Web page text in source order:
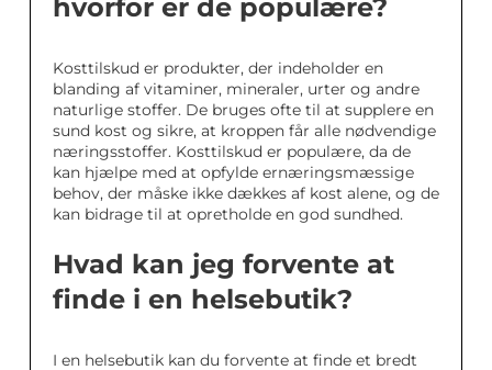
hvorfor er de populære?
Kosttilskud er produkter, der indeholder en
blanding af vitaminer, mineraler, urter og andre
naturlige stoffer. De bruges ofte til at supplere en
sund kost og sikre, at kroppen får alle nødvendige
næringsstoffer. Kosttilskud er populære, da de
kan hjælpe med at opfylde ernæringsmæssige
behov, der måske ikke dækkes af kost alene, og de
kan bidrage til at opretholde en god sundhed.
Hvad kan jeg forvente at
finde i en helsebutik?
I en helsebutik kan du forvente at finde et bredt